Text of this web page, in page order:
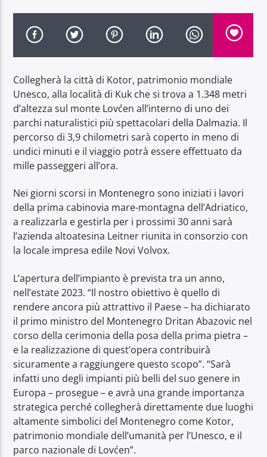
Radio Dolomiti
Collegherà la città di Kotor, patrimonio mondiale
Unesco, alla località di Kuk che si trova a 1.348 metri
d’altezza sul monte Lovćen all’interno di uno dei
parchi naturalistici più spettacolari della Dalmazia. Il
percorso di 3,9 chilometri sarà coperto in meno di
undici minuti e il viaggio potrà essere effettuato da
mille passeggeri all’ora.
Nei giorni scorsi in Montenegro sono iniziati i lavori
della prima cabinovia mare-montagna dell’Adriatico,
a realizzarla e gestirla per i prossimi 30 anni sarà
l’azienda altoatesina Leitner riunita in consorzio con
la locale impresa edile Novi Volvox.
L’apertura dell’impianto è prevista tra un anno,
nell’estate 2023. “Il nostro obiettivo è quello di
rendere ancora più attrattivo il Paese – ha dichiarato
il primo ministro del Montenegro Dritan Abazovic nel
corso della cerimonia della posa della prima pietra –
e la realizzazione di quest’opera contribuirà
sicuramente a raggiungere questo scopo”. “Sarà
infatti uno degli impianti più belli del suo genere in
Europa – prosegue – e avrà una grande importanza
strategica perché collegherà direttamente due luoghi
altamente simbolici del Montenegro come Kotor,
patrimonio mondiale dell’umanità per l’Unesco, e il
parco nazionale di Lovćen”.